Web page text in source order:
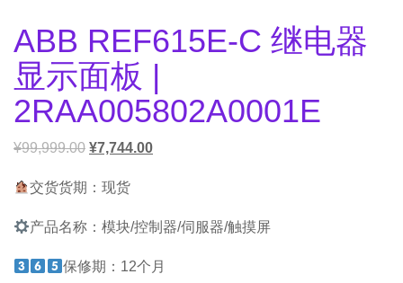
ABB REF615E-C 继电器
显示面板 |
2RAA005802A0001E
¥99,999.00 ¥7,744.00
交货货期：现货
产品名称：模块/控制器/伺服器/触摸屏
保修期：12个月